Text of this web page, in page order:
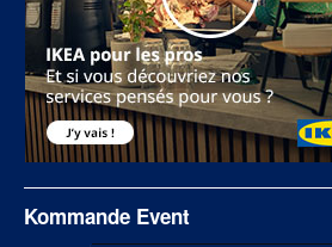
Kommande Event